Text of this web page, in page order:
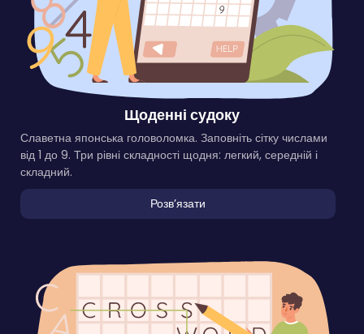
Щоденні судоку
Славетна японська головоломка. Заповніть сітку числами
від 1 до 9. Три рівні складності щодня: легкий, середній і
складний.
Розвʼязати